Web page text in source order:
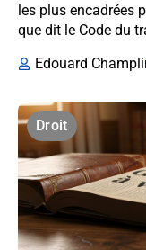
les plus encadrées
que dit le Code du
Edouard
Droit